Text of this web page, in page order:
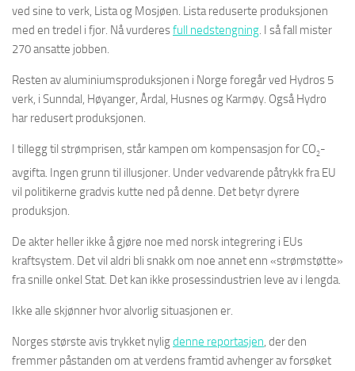
ved sine to verk, Lista og Mosjøen. Lista reduserte produksjonen
med en tredel i fjor. Nå vurderesfull nedstengning. I så fall mister
270 ansatte jobben.
Resten av aluminiumsproduksjonen i Norge foregår ved Hydros 5
verk, i Sunndal, Høyanger, Årdal, Husnes og Karmøy. Også Hydro
har redusert produksjonen.
I tillegg til strømprisen, står kampen om kompensasjon for CO2-
avgifta. Ingen grunn til illusjoner. Under vedvarende påtrykk fra EU
vil politikerne gradvis kutte ned på denne. Det betyr dyrere
produksjon.
De akter heller ikke å gjøre noe med norsk integrering i EUs
kraftsystem. Det vil aldri bli snakk om noe annet enn «strømstøtte»
fra snille onkel Stat. Det kan ikke prosessindustrien leve av i lengda.
Ikke alle skjønner hvor alvorlig situasjonen er.
Norges største avis trykket nyligdenne reportasjen, der den
fremmer påstanden om at verdens framtid avhenger av forsøket